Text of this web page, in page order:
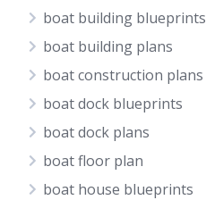
boat building blueprints
boat building plans
boat construction plans
boat dock blueprints
boat dock plans
boat floor plan
boat house blueprints